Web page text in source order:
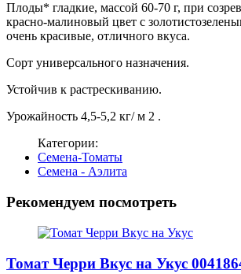
Плоды* гладкие, массой 60-70 г, при
красно-малиновый цвет с
очень красивые, отличного вкуса.
Сорт универсального назначения.
Устойчив к растрескиванию.
Урожайность 4,5-5,2 кг/ м 2 .
Категории:
Семена-Томаты
Семена - Аэлита
Рекомендуем посмотреть
Томат Черри Вкус на Укус